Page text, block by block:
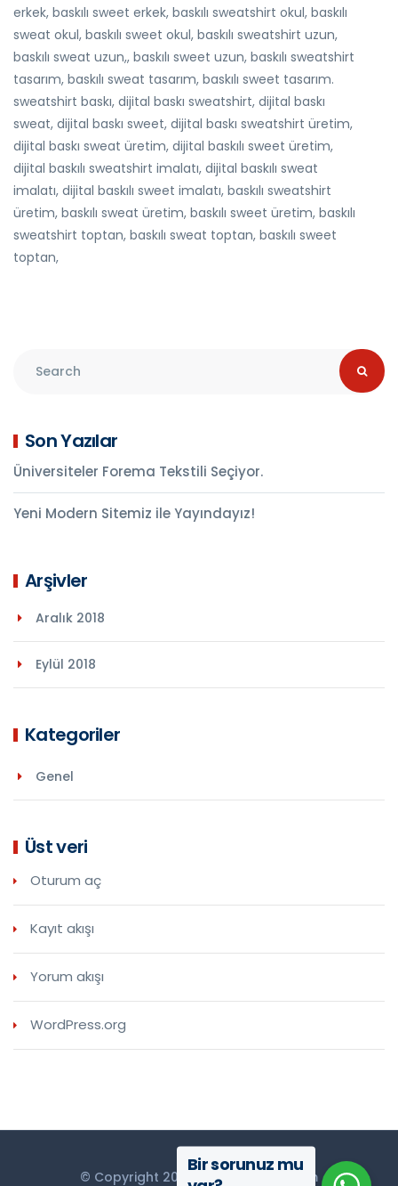
erkek, baskılı sweet erkek, baskılı sweatshirt okul, baskılı
sweat okul, baskılı sweet okul, baskılı sweatshirt uzun,
baskılı sweat uzun,, baskılı sweet uzun, baskılı sweatshirt
tasarım, baskılı sweat tasarım, baskılı sweet tasarım.
sweatshirt baskı, dijital baskı sweatshirt, dijital baskı
sweat, dijital baskı sweet, dijital baskı sweatshirt üretim,
dijital baskı sweat üretim, dijital baskılı sweet üretim,
dijital baskılı sweatshirt imalatı, dijital baskılı sweat
imalatı, dijital baskılı sweet imalatı, baskılı sweatshirt
üretim, baskılı sweat üretim, baskılı sweet üretim, baskılı
sweatshirt toptan, baskılı sweat toptan, baskılı sweet
toptan,
Son Yazılar
Üniversiteler Forema Tekstili Seçiyor.
Yeni Modern Sitemiz ile Yayındayız!
Arşivler
Aralık 2018
Eylül 2018
Kategoriler
Genel
Üst veri
Oturum aç
Kayıt akışı
Yorum akışı
WordPress.org
© Copyright 2018 ForemaTekstil.com
Bir sorunuz mu